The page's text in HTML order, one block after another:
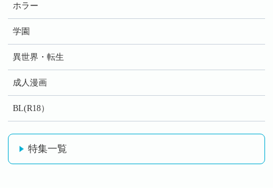
ホラー
学園
異世界・転生
成人漫画
BL(R18）
特集一覧